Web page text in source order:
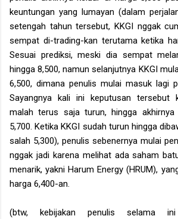
keuntungan yang lumayan (dalam
setengah tahun tersebut, KKGI nggak
sempat di-trading-kan terutama ketika
Sesuai prediksi, meski dia sempat
hingga 8,500, namun selanjutnya KKGI
6,500, dimana penulis mulai masuk lagi
Sayangnya kali ini keputusan tersebut
malah terus saja turun, hingga
5,700. Ketika KKGI sudah turun hingga
salah 5,300), penulis sebenernya mulai
nggak jadi karena melihat ada saham
menarik, yakni Harum Energy (HRUM),
harga 6,400-an.
(btw, kebijakan penulis selama